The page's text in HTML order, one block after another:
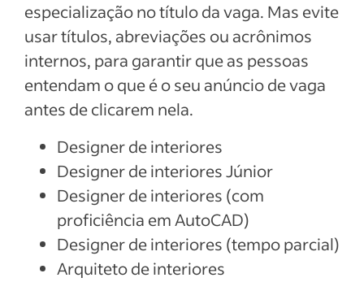
especialização no título da vaga. Mas evite
usar títulos, abreviações ou acrônimos
internos, para garantir que as pessoas
entendam o que é o seu anúncio de vaga
antes de clicarem nela.
Designer de interiores
Designer de interiores Júnior
Designer de interiores (com
proficiência em AutoCAD)
Designer de interiores (tempo parcial)
Arquiteto de interiores